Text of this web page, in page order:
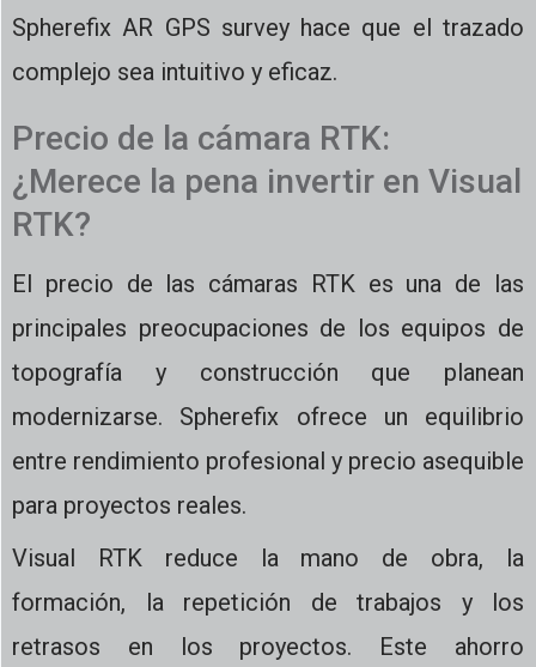
Spherefix AR GPS survey hace que el trazado
complejo sea intuitivo y eficaz.
Precio de la cámara RTK:
¿Merece la pena invertir en Visual
RTK?
El precio de las cámaras RTK es una de las
principales preocupaciones de los equipos de
topografía y construcción que planean
modernizarse. Spherefix ofrece un equilibrio
entre rendimiento profesional y precio asequible
para proyectos reales.
Visual RTK reduce la mano de obra, la
formación, la repetición de trabajos y los
retrasos en los proyectos. Este ahorro